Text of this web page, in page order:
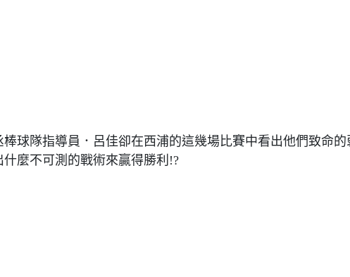
球隊指導員．呂佳卻在西浦的這幾場比賽中看出他們致命
麼不可測的戰術來贏得勝利!?